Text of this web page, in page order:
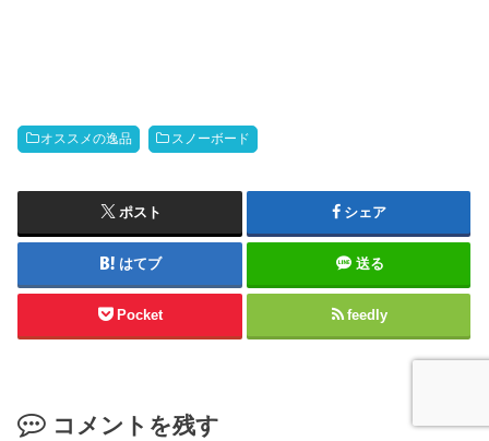
オススメの逸品 スノーボード
ポスト シェア
はてブ 送る
Pocket feedly
コメントを残す